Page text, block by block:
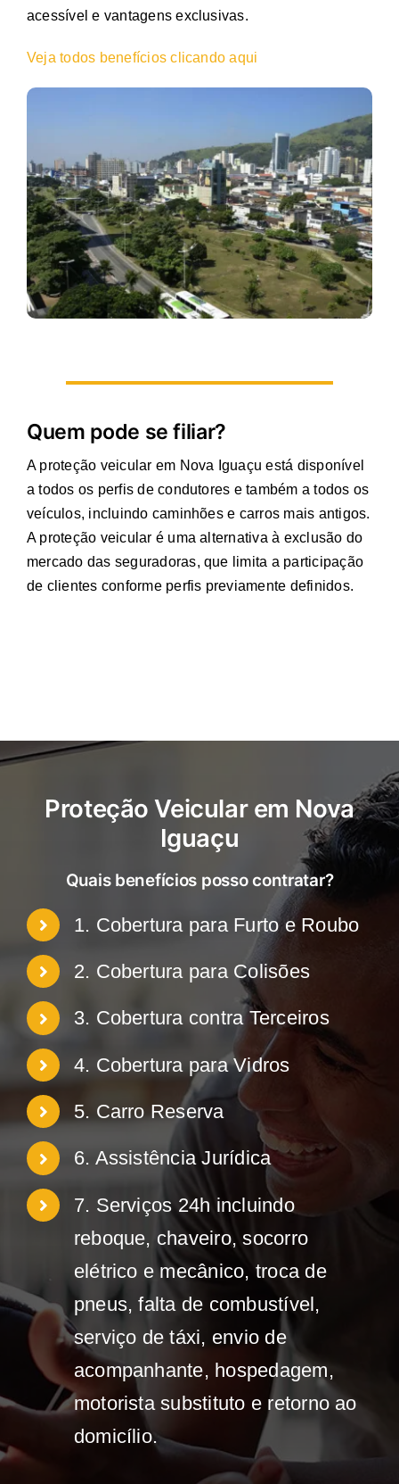
acessível e vantagens exclusivas.
Veja todos benefícios clicando aqui
Quem pode se filiar?
A proteção veicular em Nova Iguaçu está disponível
a todos os perfis de condutores e também a todos os
veículos, incluindo caminhões e carros mais antigos.
A proteção veicular é uma alternativa à exclusão do
mercado das seguradoras, que limita a participação
de clientes conforme perfis previamente definidos.
Proteção Veicular em Nova
Iguaçu
Quais benefícios posso contratar?
1. Cobertura para Furto e Roubo
2. Cobertura para Colisões
3. Cobertura contra Terceiros
4. Cobertura para Vidros
5. Carro Reserva
6. Assistência Jurídica
7. Serviços 24h incluindo
reboque, chaveiro, socorro
elétrico e mecânico, troca de
pneus, falta de combustível,
serviço de táxi, envio de
acompanhante, hospedagem,
motorista substituto e retorno ao
domicílio.